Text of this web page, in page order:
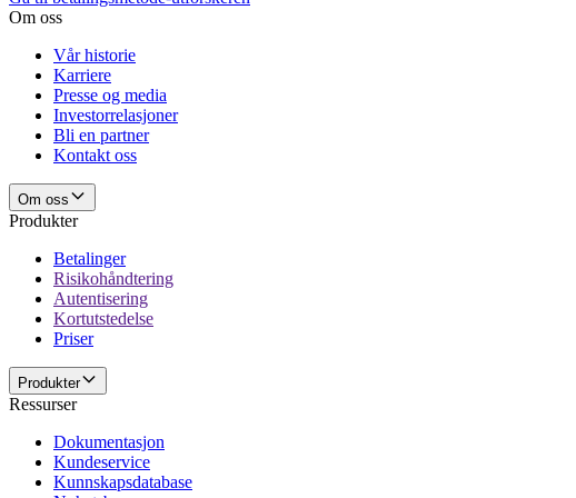
Om oss
Vår historie
Karriere
Presse og media
Investorrelasjoner
Bli en partner
Kontakt oss
Om oss
Produkter
Betalinger
Risikohåndtering
Autentisering
Kortutstedelse
Priser
Produkter
Ressurser
Dokumentasjon
Kundeservice
Kunnskapsdatabase